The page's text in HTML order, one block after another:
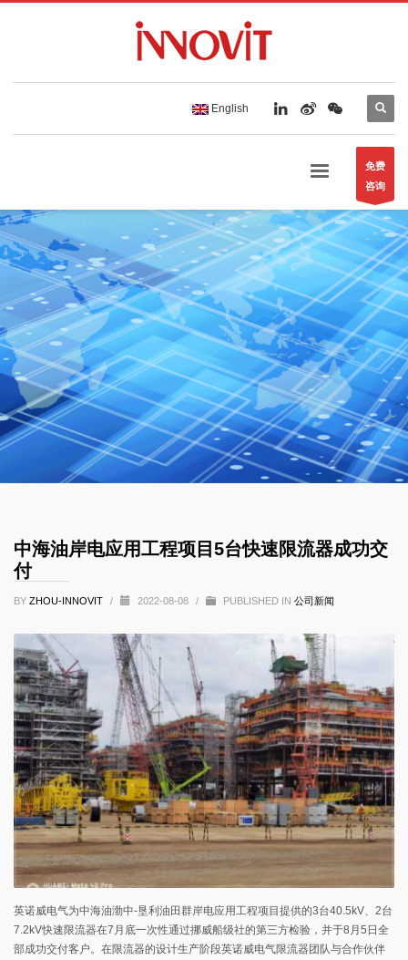
English
免费
咨询
中海油岸电应用工程项目5台快速限流器成功交
付
BY ZHOU-INNOVIT / 2022-08-08 / PUBLISHED IN 公司新闻
英诺威电气为中海油渤中-垦利油田群岸电应用工程项目提供的3台40.5kV、2台
7.2kV快速限流器在7月底一次性通过挪威船级社的第三方检验，并于8月5日全
部成功交付客户。在限流器的设计生产阶段英诺威电气限流器团队与合作伙伴